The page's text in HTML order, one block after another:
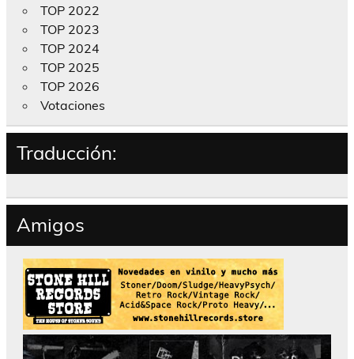
TOP 2022
TOP 2023
TOP 2024
TOP 2025
TOP 2026
Votaciones
Traducción:
Amigos